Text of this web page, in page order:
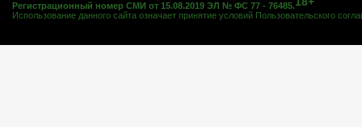
Регистрационный номер СМИ от 15.08.2019 ЭЛ № ФС 77 - 76485.
Использование данного сайта означает принятие условий Пользовательского